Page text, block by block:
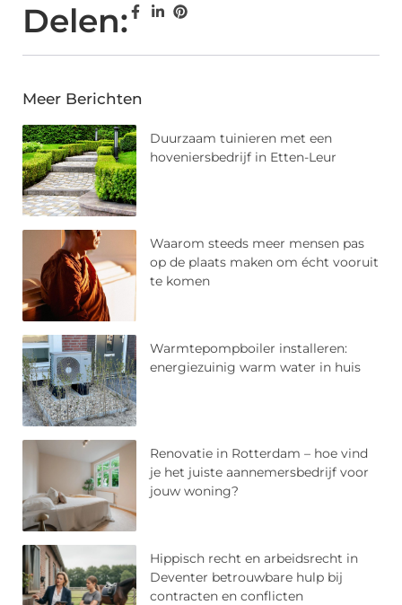
Delen:
Meer Berichten
Duurzaam tuinieren met een
hoveniersbedrijf in Etten-Leur
Waarom steeds meer mensen pas
op de plaats maken om écht vooruit
te komen
Warmtepompboiler installeren:
energiezuinig warm water in huis
Renovatie in Rotterdam – hoe vind
je het juiste aannemersbedrijf voor
jouw woning?
Hippisch recht en arbeidsrecht in
Deventer betrouwbare hulp bij
contracten en conflicten